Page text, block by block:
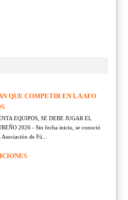
QUE COMPETIR EN LA AFO
EQUIPOS, SE DEBE JUGAR EL
2026 - Sin fecha inicio, se conoció
de Fú...